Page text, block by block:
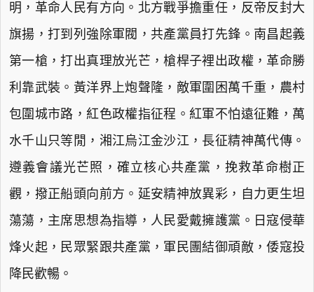
明，革命人民有方向。北方戰爭擔重任，反帝反封大
旗揚，打到列強除軍閥，共產黨員打先鋒。南昌起義
第一槍，打出真理放光芒，槍桿子裡出政權，革命勝
利靠武裝。黃洋界上炮聲隆，敵軍圍困萬千重，農村
包圍城市路，紅色政權指征程。紅軍不怕遠征難，萬
水千山只等閒，湘江烏江金沙江，長征精神萬代傳。
遵義會議光芒照，確立核心共產黨，挽救革命樹正
觀，撥正船頭向前方。延安精神放異彩，自力更生坦
蕩蕩，主席思想為指導，人民愛戴擁護黨。日寇侵華
烽火起，民眾緊跟共產黨，軍民團結御頑敵，倭寇投
降民歡暢。